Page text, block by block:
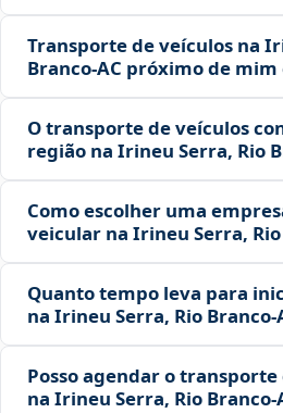
Transporte de veículos na
Branco‑AC próximo de
O transporte de veículos
região na Irineu Serra, Rio
Como escolher uma
veicular na Irineu Serra, Rio
Quanto tempo leva para
na Irineu Serra, Rio
Posso agendar o
na Irineu Serra, Rio